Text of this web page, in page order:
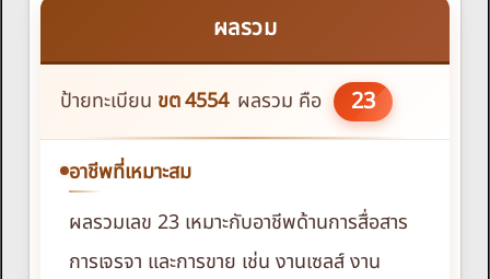
ผลรวม
ป้ายทะเบียน ขต4554 ผลรวม คือ 23
อาชีพที่เหมาะสม
ผลรวมเลข 23 เหมาะกับอาชีพด้านการสื่อสาร
การเจรจา และการขาย เช่น งานเซลส์ งาน